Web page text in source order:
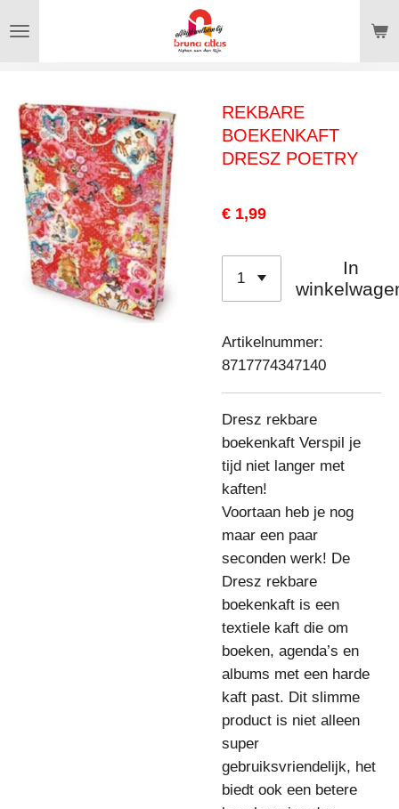
direct
hoofdinhoud
REKBARE
BOEKENKAFT
DRESZ POETRY
€ 1,99
In
Artikelnummer:
8717774347140
Dresz rekbare
boekenkaft Verspil je
tijd niet langer met
kaften!
Voortaan heb je nog
maar een paar
seconden werk! De
Dresz rekbare
boekenkaft is een
textiele kaft die om
boeken, agenda’s en
albums met een harde
kaft past. Dit slimme
product is niet alleen
super
gebruiksvriendelijk, het
biedt ook een betere